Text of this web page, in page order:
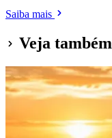
Saiba mais
Veja também